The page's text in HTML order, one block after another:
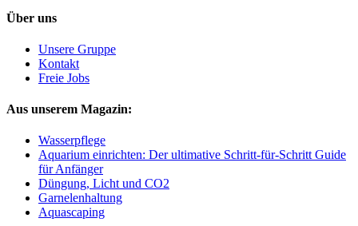
Über uns
Unsere Gruppe
Kontakt
Freie Jobs
Aus unserem Magazin:
Wasserpflege
Aquarium einrichten: Der ultimative Schritt-für-Schritt Guide
für Anfänger
Düngung, Licht und CO2
Garnelenhaltung
Aquascaping